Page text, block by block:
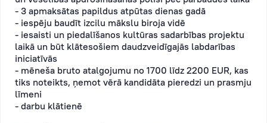
- 3 apmaksātas papildus atpūtas dienas gadā
- iespēju baudīt izcilu mākslu biroja vidē
- iesaisti un piedalīšanos kultūras sadarbības projektu
laikā un būt klātesošiem daudzveidīgajās labdarības
iniciatīvās
- mēneša bruto atalgojumu no 1700 līdz 2200 EUR, kas
tiks noteikts, ņemot vērā kandidāta pieredzi un prasmju
līmeni
- darbu klātienē